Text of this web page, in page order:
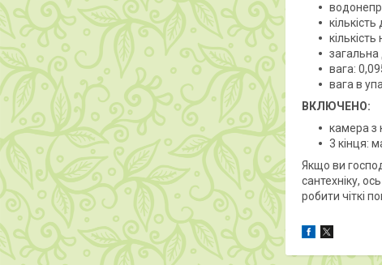
кількість
вага:
вага в
ВКЛЮЧЕНО:
камера з
3 кінця:
Якщо ви
сантехніку,
робити чіткі